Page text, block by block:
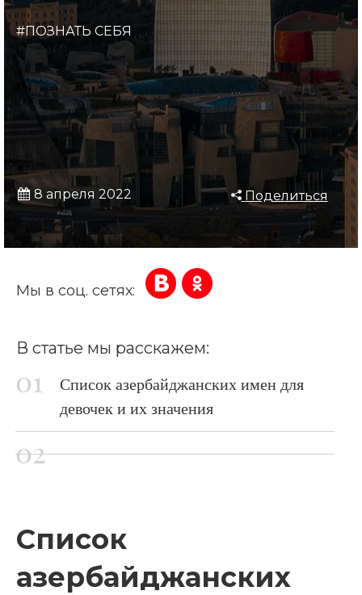
#ПОЗНАТЬ СЕБЯ
8 апреля 2022 Поделиться
Мы в соц. сетях:
В статье мы расскажем:
Список азербайджанских имен для
девочек и их значения
Список
азербайджанских